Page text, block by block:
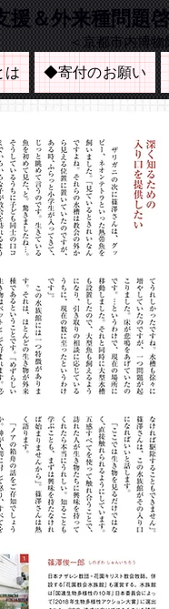
援＆外来種問題
＜京都市内博
は ◆寄付のお願い